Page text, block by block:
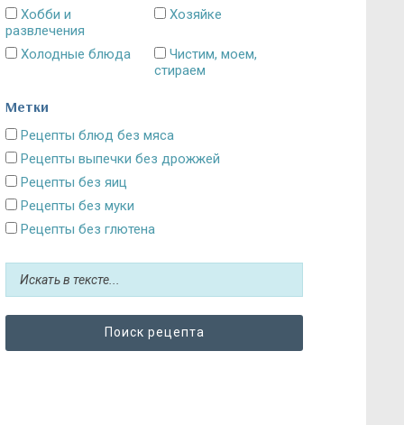
Хобби и
развлечения
Хозяйке
Холодные блюда
Чистим, моем,
стираем
Метки
Блюда без картошки
Рецепты без выпечки
Рецепты без глютена
Рецепты без грибов
Рецепты без муки
Рецепты без яиц
Рецепты блюд без мяса
Рецепты выпечки без дрожжей